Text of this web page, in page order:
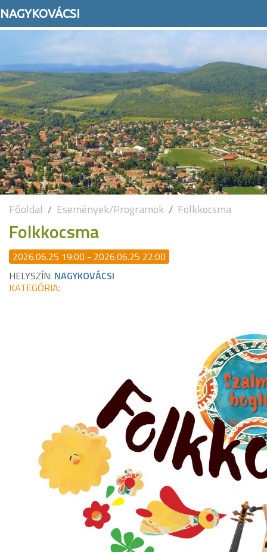
NAGYKOVÁCSI
Főoldal Események/Programok Folkkocsma
Folkkocsma
2026.06.25 19:00 - 2026.06.25 22:00
HELYSZÍN: NAGYKOVÁCSI
KATEGÓRIA: